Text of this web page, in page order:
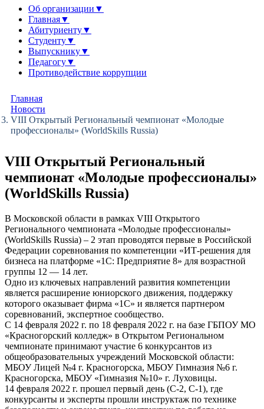
Об организации ▼
Главная▼
Абитуриенту▼
Студенту▼
Выпускнику▼
Педагогу▼
Противодействие коррупции
Главная
Новости
VIII Открытый Региональный чемпионат «Молодые
профессионалы» (WorldSkills Russia)
VIII Открытый Региональный
чемпионат «Молодые профессионалы»
(WorldSkills Russia)
В Московской области в рамках VIII Открытого
Регионального чемпионата «Молодые профессионалы»
(WorldSkills Russia) – 2 этап проводятся первые в Российской
Федерации соревнования по компетенции «ИТ-решения для
бизнеса на платформе «1С: Предприятие 8» для возрастной
группы 12 — 14 лет.
Одно из ключевых направлений развития компетенции
является расширение юниорского движения, поддержку
которого оказывает фирма «1С» и является партнером
соревнований, экспертное сообщество.
С 14 февраля 2022 г. по 18 февраля 2022 г. на базе ГБПОУ МО
«Красногорский колледж» в Открытом Региональном
чемпионате принимают участие 6 конкурсантов из
общеобразовательных учреждений Московской области:
МБОУ Лицей №4 г. Красногорска, МБОУ Гимназия №6 г.
Красногорска, МБОУ «Гимназия №10» г. Луховицы.
14 февраля 2022 г. прошел первый день (С-2, С-1), где
конкурсанты и эксперты прошли инструктаж по технике